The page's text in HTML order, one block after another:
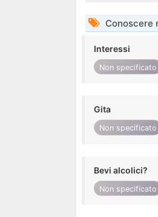
Conoscere
Interessi
Non specificato
Gita
Non specificato
Bevi alcolici?
Non specificato